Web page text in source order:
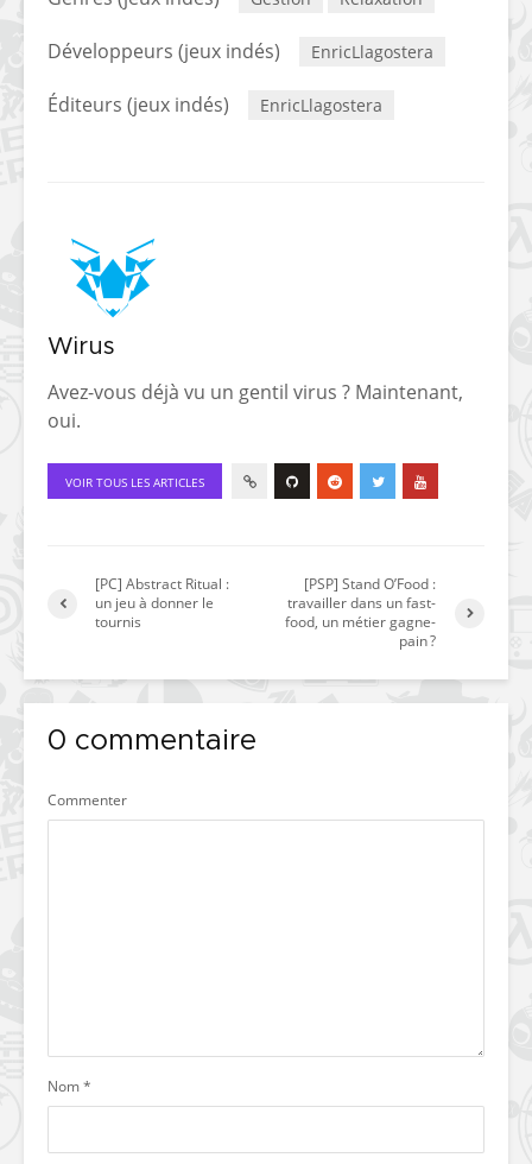
Développeurs (jeux indés) EnricLlagostera
Éditeurs (jeux indés) EnricLlagostera
Wirus
Avez-vous déjà vu un gentil virus ? Maintenant,
oui.
VOIR TOUS LES ARTICLES
[PC] Abstract Ritual :
un jeu à donner le
tournis
[PSP] Stand O’Food :
travailler dans un fast-
food, un métier gagne-
pain ?
0 commentaire
Commenter
Nom*